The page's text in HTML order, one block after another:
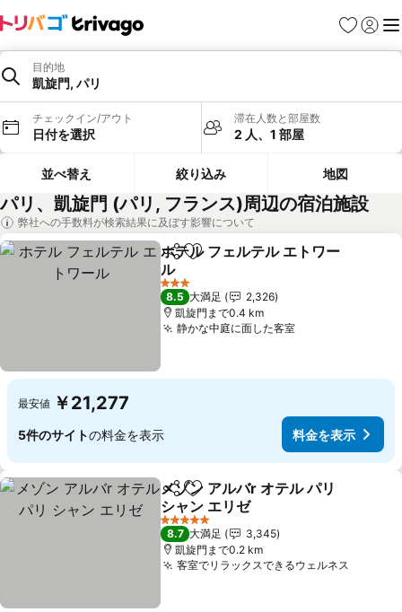
お気に入り
ログイ
メ
目的地
凱旋門, パリ
チェックイン/アウト
日付を選択
滞在人数と部屋数
2 人、1 部屋
並べ替え 絞り込み 地図
パリ、凱旋門 (パリ, フランス)周辺の宿泊施設
弊社への手数料が検索結果に及ぼす影響について
シェアお気に入りに追加
ホテル フェルテル エトワー
ル
3 ホテルのランク
8.5 大満足
2,326
凱旋門まで0.4 km
静かな中庭に面した客室
最安値 ￥21,277
5件のサイトの料金を表示 料金を表示
シェアお気に入りに追加
メゾン アルバr オテル パリ
シャン エリゼ
5 ホテルのランク
8.7 大満足
3,345
凱旋門まで0.2 km
客室でリラックスできるウェルネス